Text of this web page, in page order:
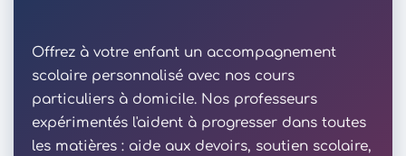
Offrez à votre enfant un accompagnement
scolaire personnalisé avec nos cours
particuliers à domicile. Nos professeurs
expérimentés l'aident à progresser dans toutes
les matières : aide aux devoirs, soutien scolaire,